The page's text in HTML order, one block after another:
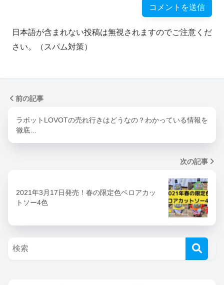
日本語が含まれない投稿は無視されますのでご注意くだ
さい。（スパム対策）
前の記事
ラボットLOVOTの売れ行きはどうなの？わかっている情報を
徹底…
次の記事
2021年3月17日発売！春の限定色ベロアカッ
トソー4色